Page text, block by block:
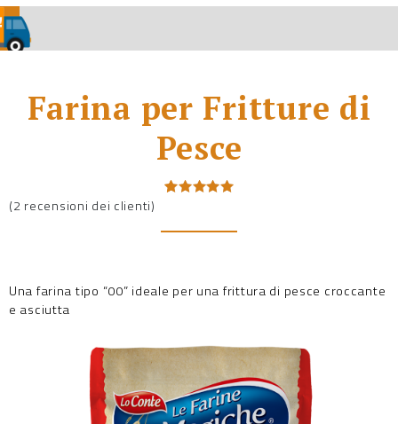
Farina per Fritture di
Pesce
su base
(2 recensioni dei clienti)
Una farina tipo “00” ideale per una frittura di pesce croccante
e asciutta